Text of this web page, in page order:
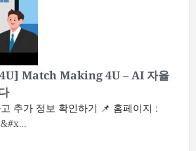
Match Making 4U – AI 자율
추가 정보 확인하기 📌 홈페이지 :